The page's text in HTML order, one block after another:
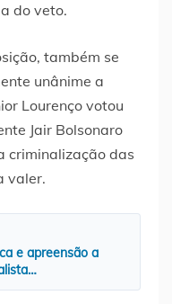
do veto.
também se
unânime a
Lourenço votou
Jair Bolsonaro
criminalização das
valer.
e apreensão a